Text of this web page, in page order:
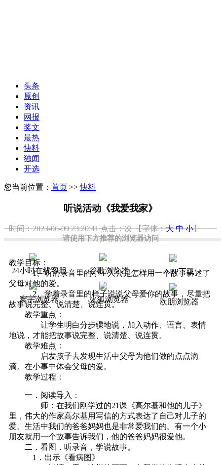
请使用下方推荐的浏览器访问
24小时在线客服 谷歌浏览器 APP下载
寰宇浏览器 火狐浏览器 欧朋浏览器
头条
原创
资讯
网报
奖文
最热
快料
独闻
开选
您当前位置： 首页 >>快料
听说活动《我爱我家》
时间：2023-06-09 23:20:41点击：次 【字体：大 中 小】
教学目标：
1、听清录音里的小主人公是怎样用一个故事讲述了
父母对他的爱。
2、学着录音里的样子说说父母爱你的故事，尽量把
故事说完整、说清楚、说连贯。
教学重点：
让学生明白分步骤地说，加入动作、语言、表情
地说，才能把故事说完整、说清楚、说连贯。
教学难点：
启发孩子去发现生活中父母为他们做的点点滴
滴。在小事中体会父母的爱。
教学过程：
一．阅读导入：
师：在我们刚学过的21课《高尔基和他的儿子》
里，伟大的作家高尔基用写信的方式表达了自己对儿子的
爱。生活中我们的爸爸妈妈也是非常爱我们的。有一个小
朋友就用一个故事告诉我们，他的爸爸妈妈很爱他。
二．看图，听录音，学说故事。
1．出示《看病图》